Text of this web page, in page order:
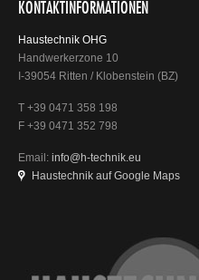
KONTAKTINFORMATIONEN
Haustechnik OHG
Handwerkerzone 10
I-39054 Ritten / Klobenstein (BZ)
T +39 0471 358 198
F +39 0471 352 798
Email: info@h-technik.eu
Haustechnik auf Google Maps